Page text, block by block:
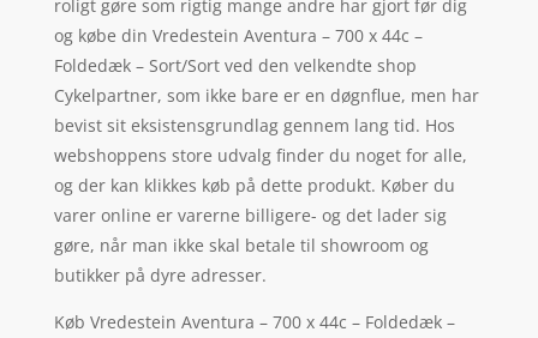
roligt gøre som rigtig mange andre har gjort før dig
og købe din Vredestein Aventura – 700 x 44c –
Foldedæk – Sort/Sort ved den velkendte shop
Cykelpartner, som ikke bare er en døgnflue, men har
bevist sit eksistensgrundlag gennem lang tid. Hos
webshoppens store udvalg finder du noget for alle,
og der kan klikkes køb på dette produkt. Køber du
varer online er varerne billigere- og det lader sig
gøre, når man ikke skal betale til showroom og
butikker på dyre adresser.
Køb Vredestein Aventura – 700 x 44c – Foldedæk –